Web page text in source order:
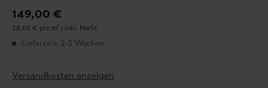
149,00 €
28,65 € pro m² | inkl. MwSt.
Lieferzeit: 2-3 Wochen
Versandkosten anzeigen